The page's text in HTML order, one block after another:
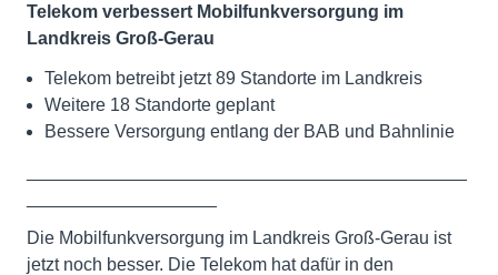
Telekom verbessert Mobilfunkversorgung im
Landkreis Groß-Gerau
Telekom betreibt jetzt 89 Standorte im Landkreis
Weitere 18 Standorte geplant
Bessere Versorgung entlang der BAB und Bahnlinie
Die Mobilfunkversorgung im Landkreis Groß-Gerau ist
jetzt noch besser. Die Telekom hat dafür in den